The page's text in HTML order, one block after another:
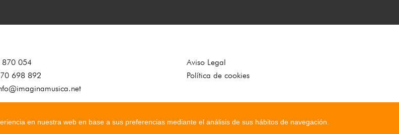
870 054
698 892
Aviso Legal
Política de cookies
en nuestra web en base a sus preferencias mediante el análisis de sus hábitos de navegación.